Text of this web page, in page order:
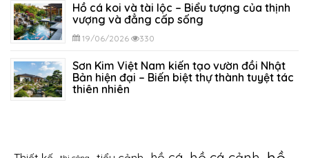
Hồ cá koi và tài lộc – Biểu tượng của thịnh
vượng và đẳng cấp sống
19/06/2026 330
Sơn Kim Việt Nam kiến tạo vườn đồi Nhật
Bản hiện đại – Biến biệt thự thành tuyệt tác
thiên nhiên